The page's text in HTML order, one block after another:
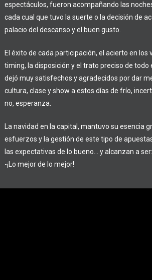
espectáculos, fueron acompañando las
cada cual que tuvo la suerte o la decisión de
palacio del descanso y el buen gusto.
El éxito de cada participación, el acierto en los
timing, la disposición y el trato preciso de todo
dejó muy satisfechos y agradecidos por dar
cultura, clase y show a estos días de frío,
no, esperanza.
La navidad en la capital, mantuvo su esencia
esfuerzos y la gestión de este tipo de
las expectativas de lo bueno… y alcanzan a ser:
-¡Lo mejor de lo mejor!